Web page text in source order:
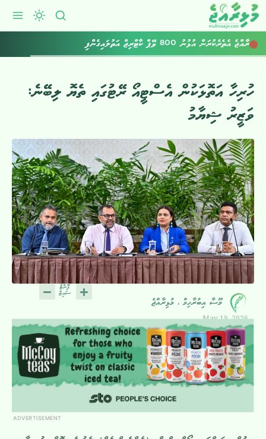
ރާއްޖެ އެތެރެކުރަން އުޅުނު 800 ވޭޕް ކާޓްރިޖް އަތުލައިގެންފި
ހުރިހާ އަތޮޅަކުން އެސްޓީއޯ ރޭޓުގައި ތެޔޮ ލިބޭނެ:
ވަޒީރު ޝިޔާމު
މޫސާ އިބުރާހިމް , މުޅިރާއްޖެ
May 19, 2026
ADVERTISEMENT